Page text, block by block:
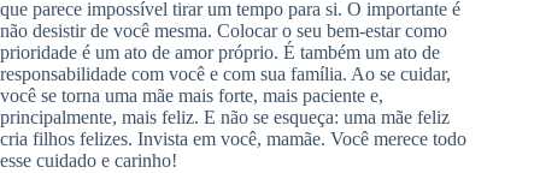
que parece impossível tirar um tempo para si. O importante é
não desistir de você mesma. Colocar o seu bem-estar como
prioridade é um ato de amor próprio. É também um ato de
responsabilidade com você e com sua família. Ao se cuidar,
você se torna uma mãe mais forte, mais paciente e,
principalmente, mais feliz. E não se esqueça: uma mãe feliz
cria filhos felizes. Invista em você, mamãe. Você merece todo
esse cuidado e carinho!